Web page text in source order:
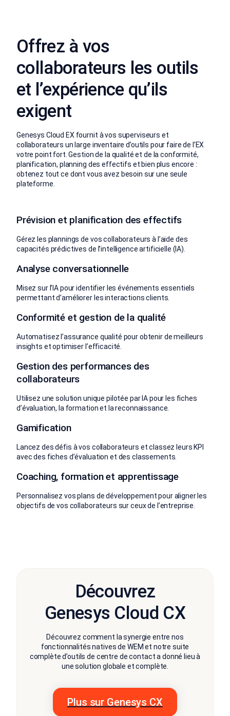
Offrez à vos
collaborateurs les outils
et l’expérience qu’ils
exigent
Genesys Cloud EX fournit à vos superviseurs et
collaborateurs un large inventaire d’outils pour faire de l’EX
votre point fort. Gestion de la qualité et de la conformité,
planification, planning des effectifs et bien plus encore :
obtenez tout ce dont vous avez besoin sur une seule
plateforme.
Prévision et planification des effectifs
Gérez les plannings de vos collaborateurs à l’aide des
capacités prédictives de l’intelligence artificielle (IA).
Analyse conversationnelle
Misez sur l’IA pour identifier les événements essentiels
permettant d’améliorer les interactions clients.
Conformité et gestion de la qualité
Automatisez l’assurance qualité pour obtenir de meilleurs
insights et optimiser l’efficacité.
Gestion des performances des
collaborateurs
Utilisez une solution unique pilotée par IA pour les fiches
d’évaluation, la formation et la reconnaissance.
Gamification
Lancez des défis à vos collaborateurs et classez leurs KPI
avec des fiches d’évaluation et des classements.
Coaching, formation et apprentissage
Personnalisez vos plans de développement pour aligner les
objectifs de vos collaborateurs sur ceux de l’entreprise.
Découvrez
Genesys Cloud CX
Découvrez comment la synergie entre nos
fonctionnalités natives de WEM et notre suite
complète d’outils de centre de contact a donné lieu à
une solution globale et complète.
Plus sur Genesys CX